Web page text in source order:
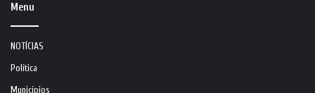
Menu
NOTÍCIAS
Política
Municípios